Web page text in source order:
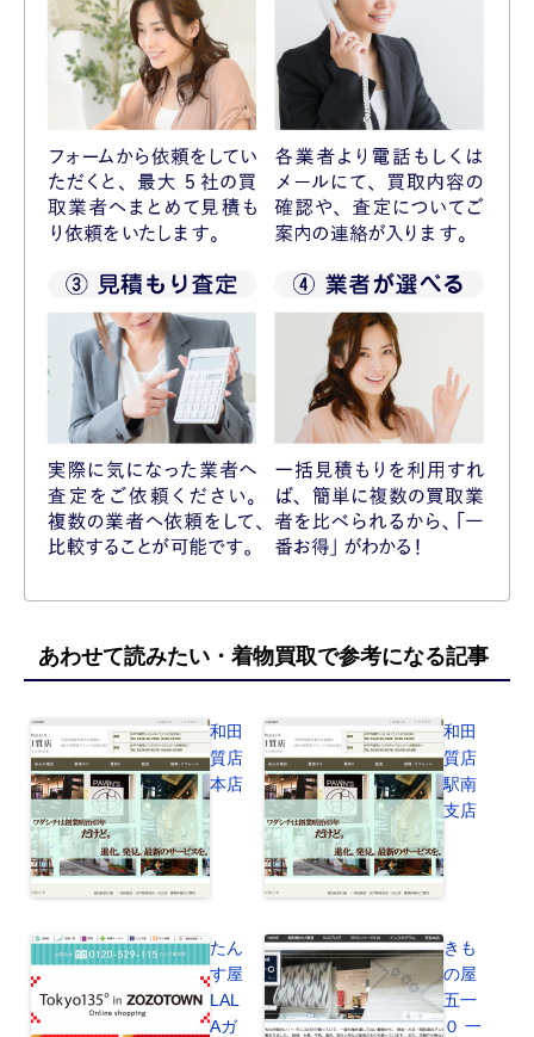
あわせて読みたい・着物買取で参考になる記事
和田
質店
本店
和田
質店
駅南
支店
たん
す屋
LAL
Aガ
きも
の屋
五一
０ 一